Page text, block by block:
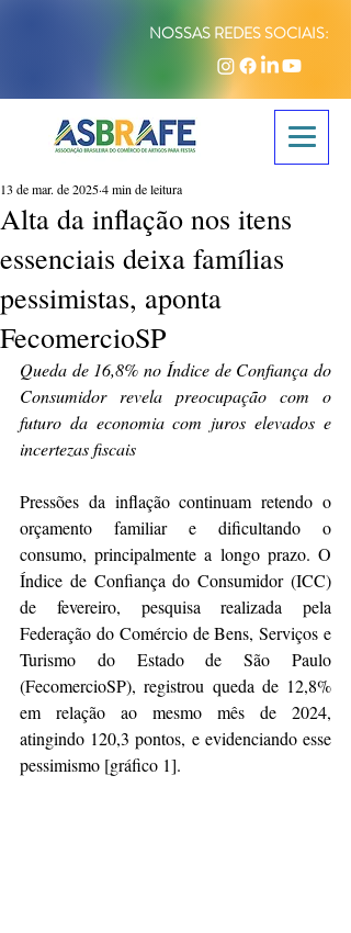
NOSSAS REDES SOCIAIS:
Alta da inflação nos itens
essenciais deixa famílias
pessimistas, aponta
FecomercioSP
13 de mar. de 20254 min de leitura
Queda de 16,8% no Índice de Confiança do
Consumidor revela preocupação com o
futuro da economia com juros elevados e
incertezas fiscais
Pressões da inflação continuam retendo o
orçamento familiar e dificultando o
consumo, principalmente a longo prazo. O
Índice de Confiança do Consumidor (ICC)
de fevereiro, pesquisa realizada pela
Federação do Comércio de Bens, Serviços e
Turismo do Estado de São Paulo
(FecomercioSP), registrou queda de 12,8%
em relação ao mesmo mês de 2024,
atingindo 120,3 pontos, e evidenciando esse
pessimismo [gráfico 1].